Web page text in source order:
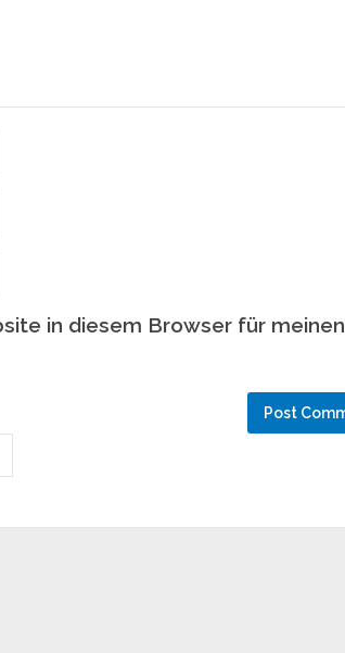
in diesem Browser für meinen